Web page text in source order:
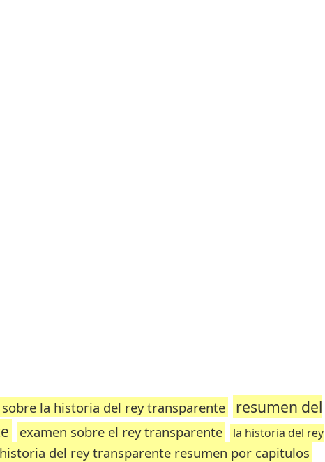
la historia del rey transparente
resumen del
examen sobre el rey transparente
la historia del rey
historia del rey transparente resumen por capitulos